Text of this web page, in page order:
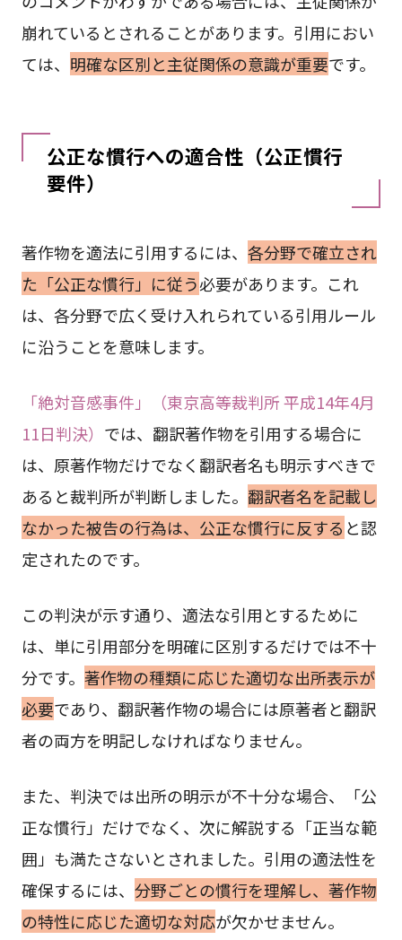
崩れているとされることがあります。引用におい
ては、 明確な区別と主従関係の意識が重要です。
公正な慣行への適合性（公正慣行
要件）
著作物を適法に引用するには、 各分野で確立され
た「公正な慣行」に従う必要があります。これ
は、各分野で広く受け入れられている引用ルール
に沿うことを意味します。
「絶対音感事件」（東京高等裁判所 平成14年4月
11日判決） では、翻訳著作物を引用する場合に
は、原著作物だけでなく翻訳者名も明示すべきで
あると裁判所が判断しました。 翻訳者名を記載し
なかった被告の行為は、公正な慣行に反する と認
定されたのです。
この判決が示す通り、適法な引用とするために
は、単に引用部分を明確に区別するだけでは不十
分です。 著作物の種類に応じた適切な出所表示が
必要であり、翻訳著作物の場合には原著者と翻訳
者の両方を明記しなければなりません。
また、判決では出所の明示が不十分な場合、「公
正な慣行」だけでなく、次に解説する「正当な範
囲」も満たさないとされました。引用の適法性を
確保するには、 分野ごとの慣行を理解し、著作物
の特性に応じた適切な対応が欠かせません。